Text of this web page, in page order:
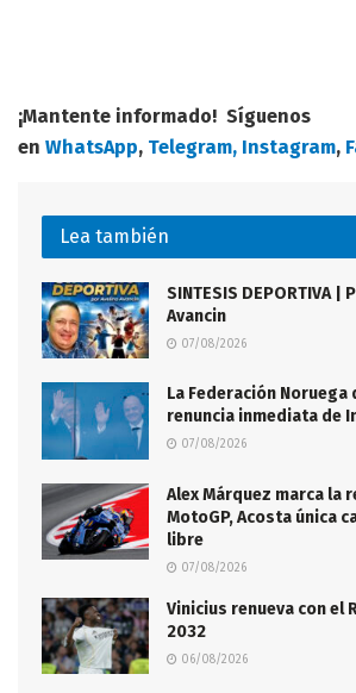
¡Mantente informado! Síguenos
en WhatsApp, Telegram, Instagram,
Lea también
SINTESIS DEPORTIVA |
Avancin
07/08/2026
La Federación Noruega
renuncia inmediata de
07/08/2026
Alex Márquez marca la
MotoGP, Acosta única
libre
07/08/2026
Vinicius renueva con el
2032
06/08/2026